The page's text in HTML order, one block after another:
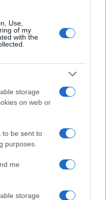
Use,
of my
with the
storage
on web or
to be sent to
purposes.
me
storage